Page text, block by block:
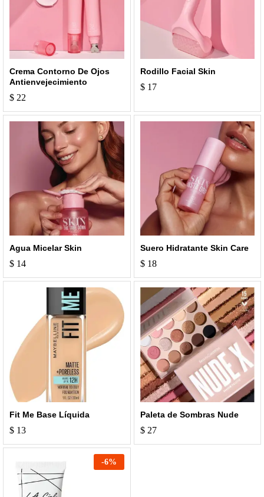
Crema Contorno De Ojos
Antienvejecimiento
$ 22
Rodillo Facial Skin
$17
Agua Micelar Skin
$ 14
Suero Hidratante Skin Care
$18
Fit Me Base Líquida
$ 13
Paleta de Sombras Nude
$27
-6%